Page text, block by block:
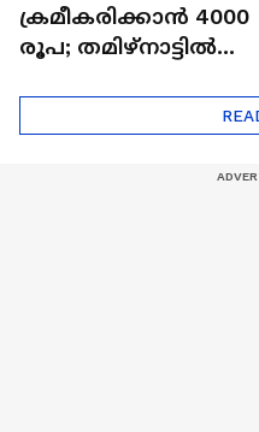
ക്രമീകരിക്കാൻ 4000
രൂപ; തമിഴ്നാട്ടിൽ
കൈക്കൂലി വാങ്ങി
പൂജാരി | Tamil Nadu